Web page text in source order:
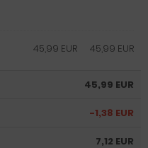
45,99 EUR
45,99 EUR
45,99 EUR
-1,38 EUR
7,12 EUR